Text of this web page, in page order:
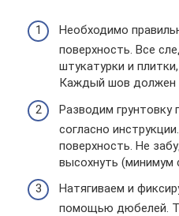
Необходимо
поверхность. Все
штукатурки и
Каждый шов должен
Разводим грунтовку
согласно
поверхность. Не
высохнуть (минимум
Натягиваем и
помощью дюбелей.